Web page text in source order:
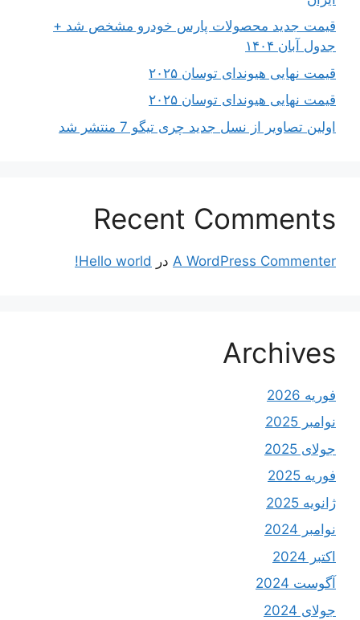
قیمت جدید محصولات پارس خودرو مشخص شد +
جدول آبان ۱۴۰۴
قیمت نهایی هیوندای توسان ۲۰۲۵
قیمت نهایی هیوندای توسان ۲۰۲۵
اولین تصاویر از نسل جدید چری تیگو 7 منتشر شد
Recent Comments
A WordPress Commenter در Hello world!
Archives
فوریه 2026
نوامبر 2025
جولای 2025
فوریه 2025
ژانویه 2025
نوامبر 2024
اکتبر 2024
آگوست 2024
جولای 2024